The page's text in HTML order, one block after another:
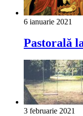
6 ianuarie 2021
Pastorală
3 februarie 2021